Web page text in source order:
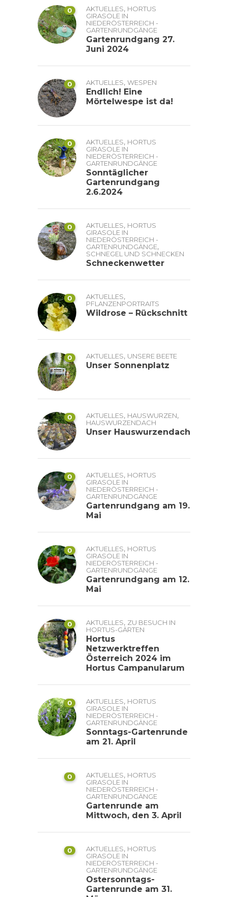
0 AKTUELLES, HORTUS
GIRASOLE IN
NIEDERÖSTERREICH -
GARTENRUNDGÄNGE
Gartenrundgang 27.
Juni 2024
0 AKTUELLES, WESPEN
Endlich! Eine
Mörtelwespe ist da!
0 AKTUELLES, HORTUS
GIRASOLE IN
NIEDERÖSTERREICH -
GARTENRUNDGÄNGE
Sonntäglicher
Gartenrundgang
2.6.2024
0 AKTUELLES, HORTUS
GIRASOLE IN
NIEDERÖSTERREICH -
GARTENRUNDGÄNGE,
SCHNEGEL UND SCHNECKEN
Schneckenwetter
0 AKTUELLES,
PFLANZENPORTRAITS
Wildrose – Rückschnitt
0 AKTUELLES, UNSERE BEETE
Unser Sonnenplatz
0 AKTUELLES, HAUSWURZEN,
HAUSWURZENDACH
Unser Hauswurzendach
0 AKTUELLES, HORTUS
GIRASOLE IN
NIEDERÖSTERREICH -
GARTENRUNDGÄNGE
Gartenrundgang am 19.
Mai
0 AKTUELLES, HORTUS
GIRASOLE IN
NIEDERÖSTERREICH -
GARTENRUNDGÄNGE
Gartenrundgang am 12.
Mai
0 AKTUELLES, ZU BESUCH IN
HORTUS-GÄRTEN
Hortus
Netzwerktreffen
Österreich 2024 im
Hortus Campanularum
0 AKTUELLES, HORTUS
GIRASOLE IN
NIEDERÖSTERREICH -
GARTENRUNDGÄNGE
Sonntags-Gartenrunde
am 21. April
0 AKTUELLES, HORTUS
GIRASOLE IN
NIEDERÖSTERREICH -
GARTENRUNDGÄNGE
Gartenrunde am
Mittwoch, den 3. April
0 AKTUELLES, HORTUS
GIRASOLE IN
NIEDERÖSTERREICH -
GARTENRUNDGÄNGE
Ostersonntags-
Gartenrunde am 31.